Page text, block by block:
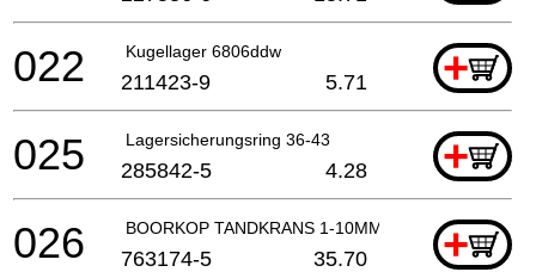
Kugellager 6806ddw +
022 211423-9 5.71
Lagersicherungsring 36-43 +
025 285842-5 4.28
BOORKOP TANDKRANS 1-10MM +
026 763174-5 35.70